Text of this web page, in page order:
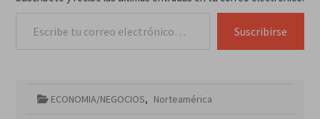
Suscribirse
ECONOMIA/NEGOCIOS, Norteamérica